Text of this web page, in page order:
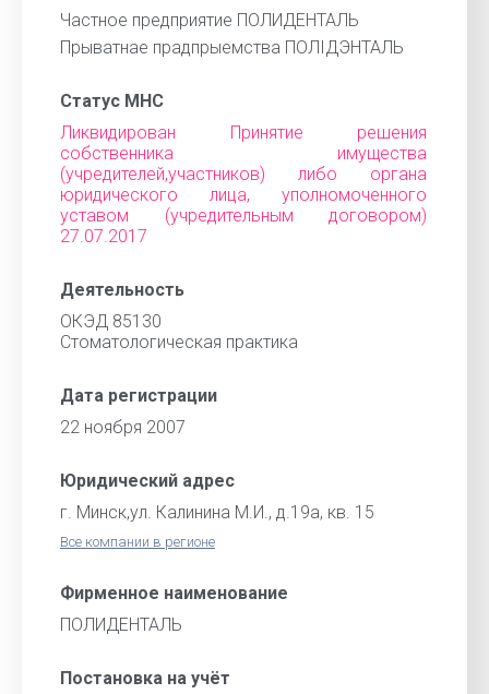
Частное предприятие ПОЛИДЕНТАЛЬ
Прыватнае прадпрыемства ПОЛIДЭНТАЛЬ
Статус МНС
Ликвидирован Принятие решения
собственника имущества
(учредителей,участников) либо органа
юридического лица, уполномоченного
уставом (учредительным договором)
27.07.2017
Деятельность
ОКЭД 85130
Стоматологическая практика
Дата регистрации
22 ноября 2007
Юридический адрес
г. Минск,ул. Калинина М.И., д.19а, кв. 15
Все компании в регионе
Фирменное наименование
ПОЛИДЕНТАЛЬ
Постановка на учёт